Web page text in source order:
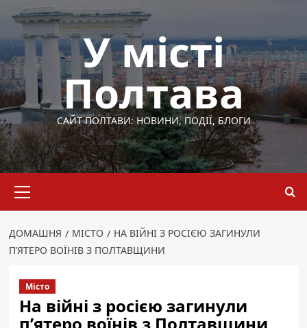
Перейти
вмісту
У місті
Полтава
САЙТ ПОЛТАВИ: НОВИНИ, ПОДІЇ, БЛОГИ
меню
ДОМАШНЯ МІСТО
НА ВІЙНІ З РОСІЄЮ ЗАГИНУЛИ
П’ЯТЕРО ВОЇНІВ З ПОЛТАВЩИНИ
Місто
На війні з росією загинули